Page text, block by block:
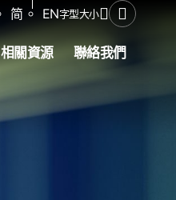
简 EN字型大小分享開啟搜尋
相關資源 聯絡我們